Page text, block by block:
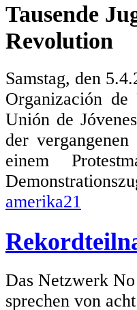
Tausende
Revolution
Samstag, den
Organización
Unión de
der
einem
amerika21
Das Netzwerk
sprechen von